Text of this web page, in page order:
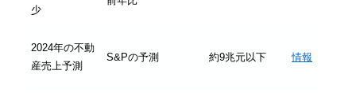
少
2024年の不動
産売上予測
S&Pの予測 約9兆元以下 情報